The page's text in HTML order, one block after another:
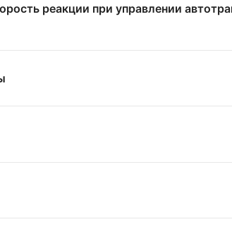
реакции при управлении